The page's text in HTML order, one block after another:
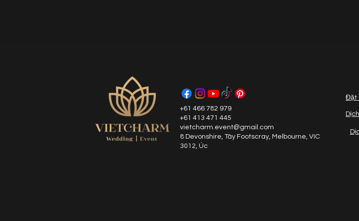
+61 466 782 979
+61 413 471 445
vietcharm.event@gmail.com
8 Devonshire, Tây Footscray, Melbourne, VIC
3012, Úc
Đặt